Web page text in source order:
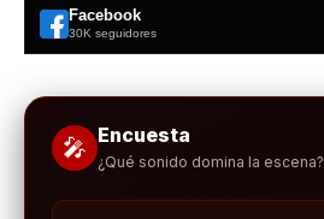
Facebook
30K seguidores
🎤 Encuesta
¿Qué sonido domina la escena?